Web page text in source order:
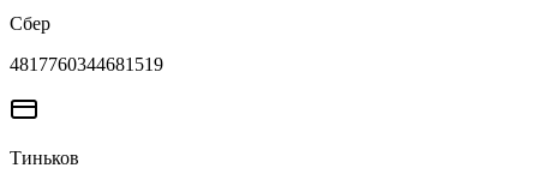
Сбер
4817760344681519
Тиньков